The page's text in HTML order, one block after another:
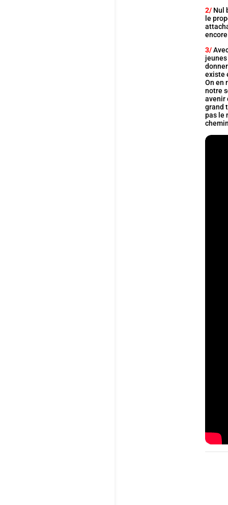
2/ Nul
le
3/
existe
On en
notre
avenir
grand
pas le